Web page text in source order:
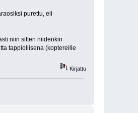
purettu, eli
niin sitten niidenkin
tappiollisena (koptereille
Kirjattu